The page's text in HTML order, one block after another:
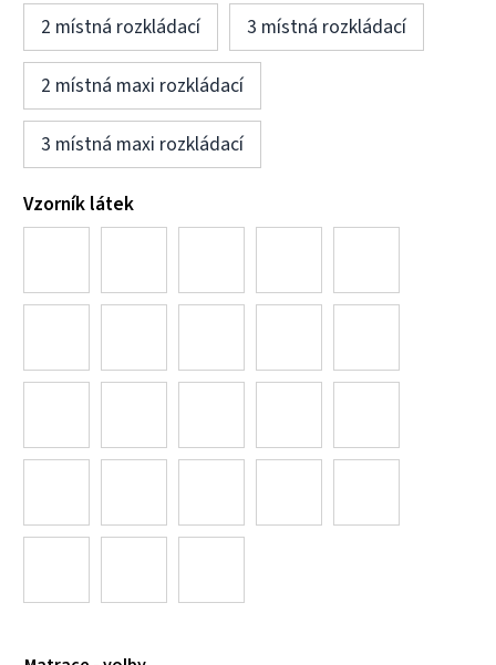
2 místná rozkládací 3 místná rozkládací
2 místná maxi rozkládací
3 místná maxi rozkládací
Vzorník látek